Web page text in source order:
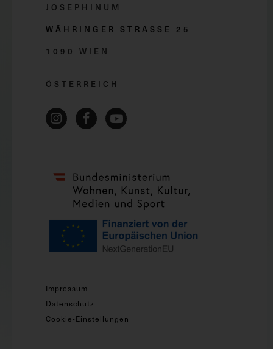
JOSEPHINUM
WÄHRINGER STRASSE 2 5
1090 WIEN
ÖSTERREICH
Impressum
Datenschutz
Cookie-Einstellungen